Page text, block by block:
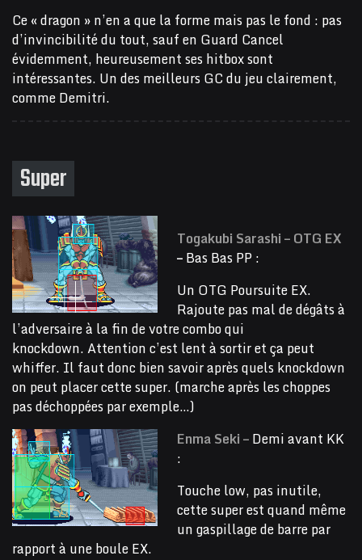
Ce « dragon » n’en a que la forme mais pas le fond : pas
d’invincibilité du tout, sauf en Guard Cancel
évidemment, heureusement ses hitbox sont
intéressantes. Un des meilleurs GC du jeu clairement,
comme Demitri.
Super
Togakubi Sarashi – OTG EX
–Bas Bas PP :
Un OTG Poursuite EX.
Rajoute pas mal de dégâts à
l’adversaire à la fin de votre combo qui
knockdown. Attention c’est lent à sortir et ça peut
whiffer. Il faut donc bien savoir après quels knockdown
on peut placer cette super. (marche après les choppes
pas déchoppées par exemple…)
Enma Seki –Demi avant KK
:
Touche low, pas inutile,
cette super est quand même
un gaspillage de barre par
rapport à une boule EX.